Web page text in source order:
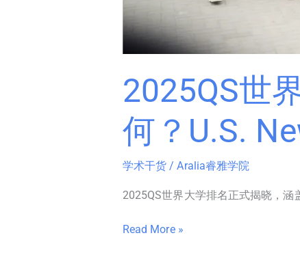
2025QS世
何？U.S.
学术干货 /Aralia睿雅学院
2025QS世界大学排名正式揭晓，
美
本
比
分
析！
Read More »